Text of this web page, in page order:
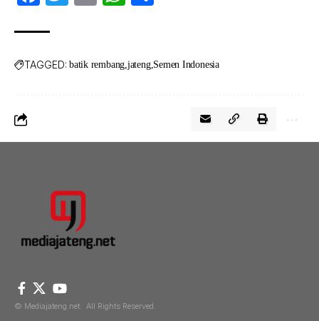
TAGGED: batik rembang jateng Semen Indonesia
© Mediajateng.net. All Rights Reserved.